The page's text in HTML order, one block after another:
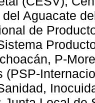
Aguacate
de
P-
(PSP-